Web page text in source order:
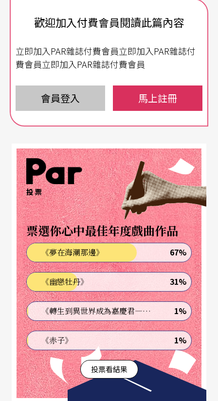
焦慮有兩種形式，一種是人格特質的焦慮，即不管
怎麼樣，就是比別人容易焦慮；一種是情境的焦
慮，即因爲一些意外、臨時的事件，造成演出失
的例子。但不管是性格的焦慮或是情境的焦慮，都
必須控制在中等的情況下，不能高到影響演出效
眞正的焦慮往往是演出前，從快要上場到站上舞台
那一段時間，有許多表演者一站上舞台，開始動
作、說話，焦慮就化解掉了，全心進入表演狀態，
十分放鬆。所以，「焦慮」對許多人而言是非常正
常的事情。
我爲什麼會焦慮？
「焦慮」的來源，可分外在與內在兩方面來談。
就內在而言，表演焦慮的來源，通常是因爲對演出
有期許，擔心萬一達不到怎麼辦？也就是說，表演
時期望達到太多的目的，反而容易出錯。
相反的，有些人會有一種「自我跛足」的心態，在
表演之前，會先爲失敗找到藉口，事先自扯後腿，
歡迎加入付費會員閱讀此篇內容
立即加入PAR雜誌付費會員立即加入PAR雜誌付
費會員立即加入PAR雜誌付費會員
會員登入 馬上註冊
投票
票選你心中最佳年度戲曲作品
《夢在海潮那邊》 67%
《幽戀牡丹》 31%
《轉生到異世界成為嘉慶君—發現我的祖先是詐騙集團!?》 1%
《赤子》 1%
投票看結果